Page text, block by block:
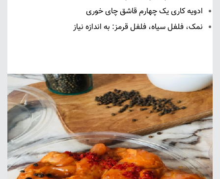
ادویه کاری یک چهارم قاشق چای خوری
نمک، فلفل سیاه، فلفل قرمز: به اندازه نیاز